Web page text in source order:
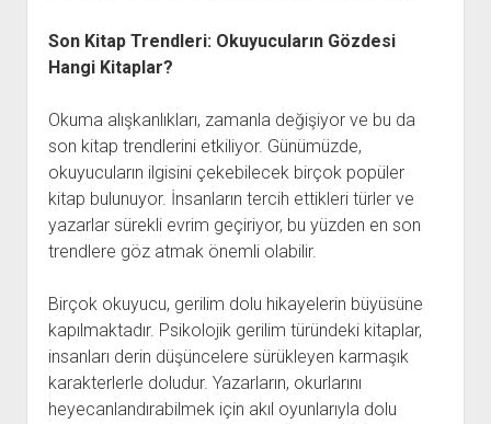
Son Kitap Trendleri: Okuyucuların Gözdesi
Hangi Kitaplar?
Okuma alışkanlıkları, zamanla değişiyor ve bu da
son kitap trendlerini etkiliyor. Günümüzde,
okuyucuların ilgisini çekebilecek birçok popüler
kitap bulunuyor. İnsanların tercih ettikleri türler ve
yazarlar sürekli evrim geçiriyor, bu yüzden en son
trendlere göz atmak önemli olabilir.
Birçok okuyucu, gerilim dolu hikayelerin büyüsüne
kapılmaktadır. Psikolojik gerilim türündeki kitaplar,
insanları derin düşüncelere sürükleyen karmaşık
karakterlerle doludur. Yazarların, okurlarını
heyecanlandırabilmek için akıl oyunlarıyla dolu